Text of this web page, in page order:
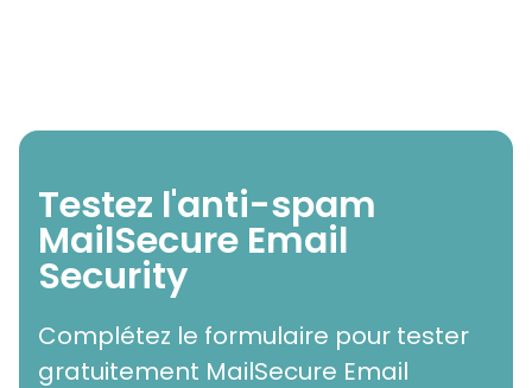
Testez l'anti-spam
MailSecure Email
Security
Complétez le formulaire pour tester
gratuitement MailSecure Email